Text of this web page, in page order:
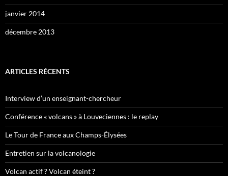
janvier 2014
décembre 2013
ARTICLES RÉCENTS
Interview d’un enseignant-chercheur
Conférence « volcans » à Louveciennes : le replay
Le Tour de France aux Champs-Élysées
Entretien sur la volcanologie
Volcan actif ? Volcan éteint ?